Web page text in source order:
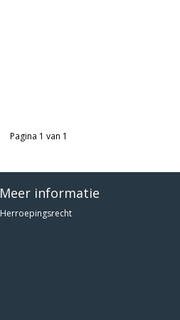
Pagina 1 van 1
Meer informatie
Herroepingsrecht